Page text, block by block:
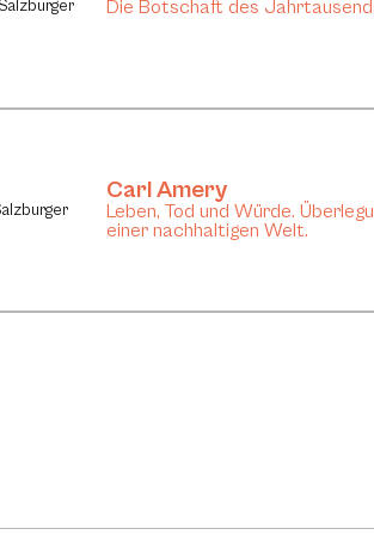
Die Botschaft des
Carl Amery
Leben, Tod und Würde.
einer nachhaltigen Welt.